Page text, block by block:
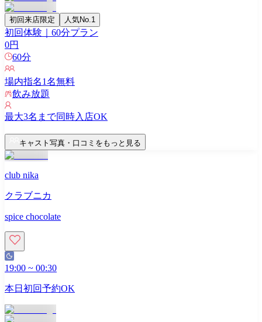
初回来店限定 人気No.1
初回体験｜60分プラン
0円
60分
場内指名1名無料
飲み放題
最大3名まで同時入店OK
キャスト写真・口コミをもっと見る
club nika
クラブニカ
spice chocolate
19:00 ~ 00:30
本日初回予約OK